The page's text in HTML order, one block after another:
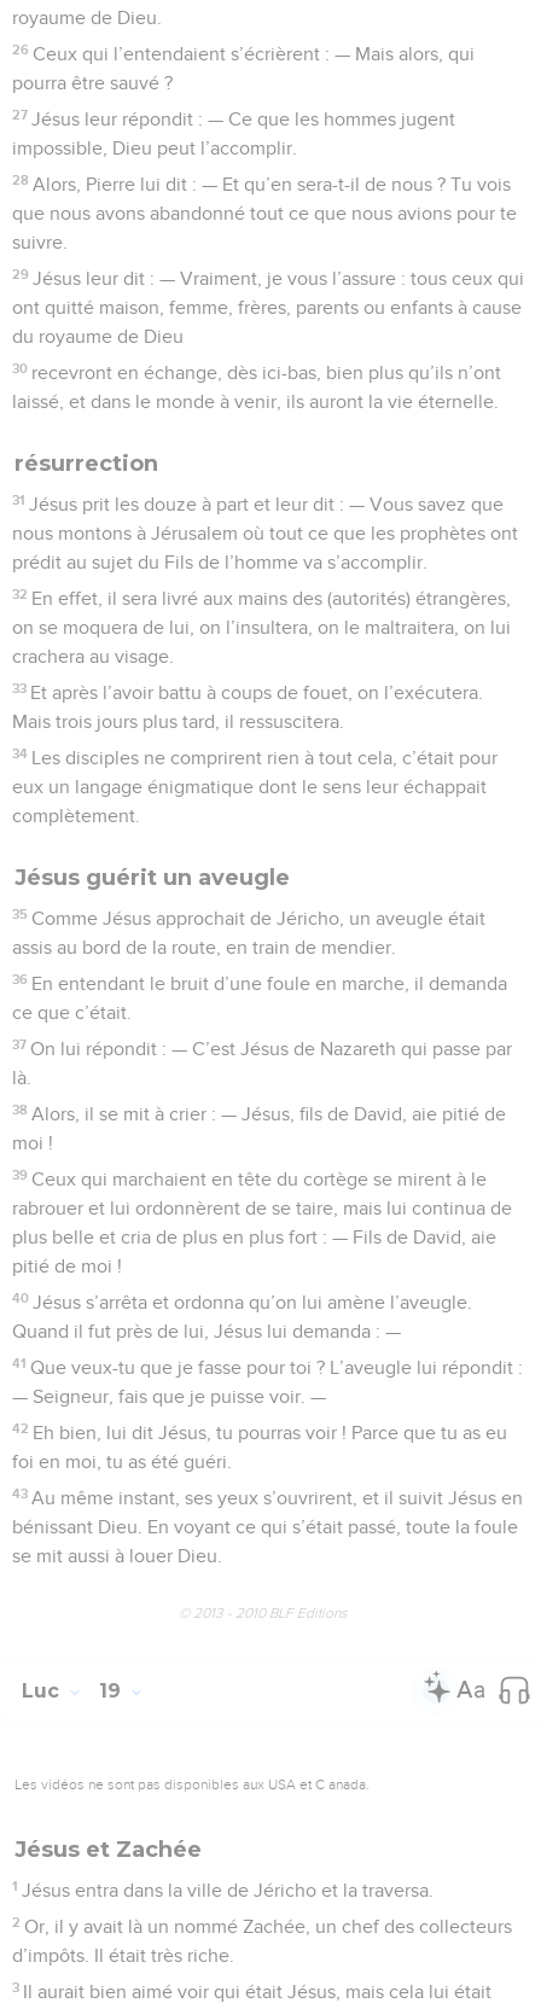
royaume de Dieu.
26 Ceux qui l’entendaient s’écrièrent : — Mais alors, qui
pourra être sauvé ?
27 Jésus leur répondit : — Ce que les hommes jugent
impossible, Dieu peut l’accomplir.
28 Alors, Pierre lui dit : — Et qu’en sera-t-il de nous ? Tu vois
que nous avons abandonné tout ce que nous avions pour te
suivre.
29 Jésus leur dit : — Vraiment, je vous l’assure : tous ceux qui
ont quitté maison, femme, frères, parents ou enfants à cause
du royaume de Dieu
30 recevront en échange, dès ici-bas, bien plus qu’ils n’ont
laissé, et dans le monde à venir, ils auront la vie éternelle.
résurrection
31 Jésus prit les douze à part et leur dit : — Vous savez que
nous montons à Jérusalem où tout ce que les prophètes ont
prédit au sujet du Fils de l’homme va s’accomplir.
32 En effet, il sera livré aux mains des (autorités) étrangères,
on se moquera de lui, on l’insultera, on le maltraitera, on lui
crachera au visage.
33 Et après l’avoir battu à coups de fouet, on l’exécutera.
Mais trois jours plus tard, il ressuscitera.
34 Les disciples ne comprirent rien à tout cela, c’était pour
eux un langage énigmatique dont le sens leur échappait
complètement.
Jésus guérit un aveugle
35 Comme Jésus approchait de Jéricho, un aveugle était
assis au bord de la route, en train de mendier.
36 En entendant le bruit d’une foule en marche, il demanda
ce que c’était.
37 On lui répondit : — C’est Jésus de Nazareth qui passe par
là.
38 Alors, il se mit à crier : — Jésus, fils de David, aie pitié de
moi !
39 Ceux qui marchaient en tête du cortège se mirent à le
rabrouer et lui ordonnèrent de se taire, mais lui continua de
plus belle et cria de plus en plus fort : — Fils de David, aie
pitié de moi !
40 Jésus s’arrêta et ordonna qu’on lui amène l’aveugle.
Quand il fut près de lui, Jésus lui demanda : —
41 Que veux-tu que je fasse pour toi ? L’aveugle lui répondit :
— Seigneur, fais que je puisse voir. —
42 Eh bien, lui dit Jésus, tu pourras voir ! Parce que tu as eu
foi en moi, tu as été guéri.
43 Au même instant, ses yeux s’ouvrirent, et il suivit Jésus en
bénissant Dieu. En voyant ce qui s’était passé, toute la foule
se mit aussi à louer Dieu.
© 2013 - 2010 BLF Editions
Luc 19
Les vidéos ne sont pas disponibles aux USA et C anada.
Jésus et Zachée
1 Jésus entra dans la ville de Jéricho et la traversa.
2 Or, il y avait là un nommé Zachée, un chef des collecteurs
d’impôts. Il était très riche.
3 Il aurait bien aimé voir qui était Jésus, mais cela lui était